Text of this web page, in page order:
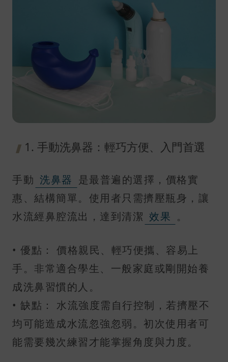
1. 手動洗鼻器：輕巧方便、入門首選
手動 洗鼻器 是最普遍的選擇，價格實
惠、結構簡單。使用者只需擠壓瓶身，讓
水流經鼻腔流出，達到清潔 效果 。
• 優點： 價格親民、輕巧便攜、容易上
手。非常適合學生、一般家庭或剛開始養
成洗鼻習慣的人。
• 缺點： 水流強度需自行控制，若擠壓不
均可能造成水流忽強忽弱。初次使用者可
能需要幾次練習才能掌握角度與力度。